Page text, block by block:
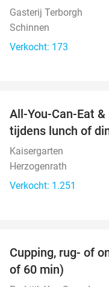
Gasterij Terborgh
Schinnen
Verkocht: 173
All-You-Can-Eat
tijdens lunch of
Kaisergarten
Herzogenrath
Verkocht: 1.251
Cupping, rug- of
of 60 min)